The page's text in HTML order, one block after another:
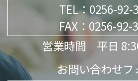
TEL： 0256-92-
FAX：0256-92-
営業時間 平日
お問い合わせフ